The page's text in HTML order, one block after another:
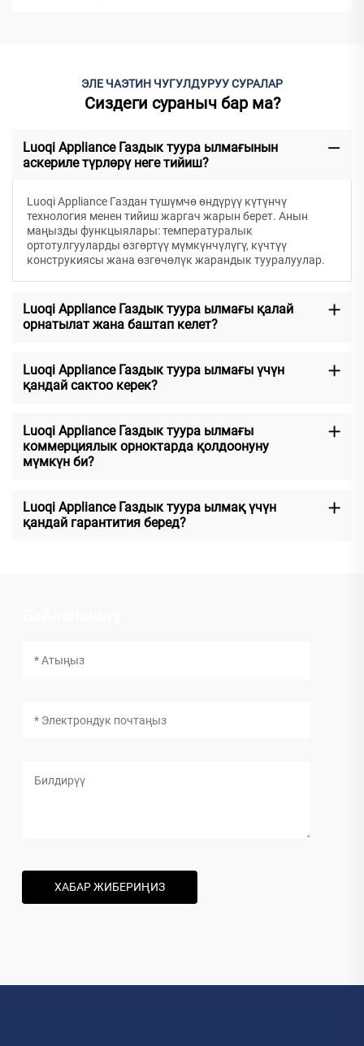
ЭЛЕ ЧАЭТИН ЧУГУЛДУРУУ СУРАЛАР
Сиздеги сураныч бар ма?
Luoqi Appliance Газдык туура ылмағынын
аскериле түрлөрү неге тийиш?
Luoqi Appliance Газдан түшүмчө өндүрүү күтүнчү
технология менен тийиш жаргач жарын берет. Анын
маңызды функцыялары: температуралык
ортотулгууларды өзгөртүү мүмкүнчүлүгү, күчтүү
конструкиясы жана өзгөчөлүк жарандык тууралуулар.
Luoqi Appliance Газдык туура ылмағы қалай
орнатылат жана баштап келет?
Luoqi Appliance Газдык туура ылмағы үчүн
қандай сактоо керек?
Luoqi Appliance Газдык туура ылмағы
коммерциялык орноктарда қолдоонуну
мүмкүн би?
Luoqi Appliance Газдык туура ылмақ үчүн
қандай гарантития беред?
ХАБАР ЖИБЕРИҢИЗ